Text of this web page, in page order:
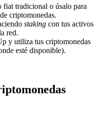
tradicional o úsalo para
criptomonedas.
staking con tus activos
red.
y utiliza tus criptomonedas
esté disponible).